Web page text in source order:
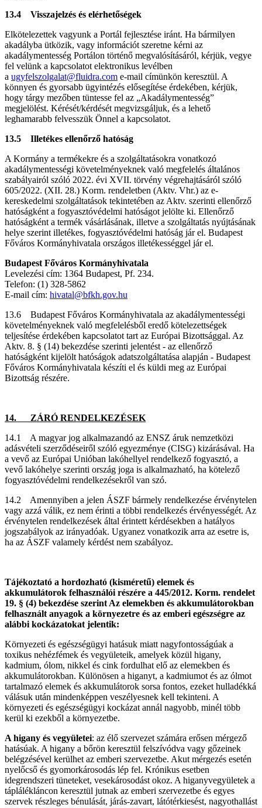
13.4 Visszajelzés és elérhetőségek
Elkötelezettek vagyunk a Portál fejlesztése iránt. Ha bármilyen
akadályba ütközik, vagy információt szeretne kérni az
akadálymentesség Portálon történő megvalósításáról, kérjük, vegye
fel velünk a kapcsolatot elektronikus levélben
a ugyfelszolgalat@fluidra.com e-mail címünkön keresztül. A
könnyen és gyorsabb ügyintézés elősegítése érdekében, kérjük,
hogy tárgy mezőben tüntesse fel az „Akadálymentesség”
megjelölést. Kérését/kérdését megvizsgáljuk, és a lehető
leghamarabb felvesszük Önnel a kapcsolatot.
13.5 Illetékes ellenőrző hatóság
A Kormány a termékekre és a szolgáltatásokra vonatkozó
akadálymentességi követelményeknek való megfelelés általános
szabályairól szóló 2022. évi XVII. törvény végrehajtásáról szóló
605/2022. (XII. 28.) Korm. rendeletben (Aktv. Vhr.) az e-
kereskedelmi szolgáltatások tekintetében az Aktv. szerinti ellenőrző
hatóságként a fogyasztóvédelmi hatóságot jelölte ki. Ellenőrző
hatóságként a termék vásárlásának, illetve a szolgáltatás nyújtásának
helye szerint illetékes, fogyasztóvédelmi hatóság jár el. Budapest
Főváros Kormányhivatala országos illetékességgel jár el.
Budapest Főváros Kormányhivatala
Levelezési cím: 1364 Budapest, Pf. 234.
Telefon: (1) 328-5862
E-mail cím: hivatal@bfkh.gov.hu
13.6 Budapest Főváros Kormányhivatala az akadálymentességi
követelményeknek való megfelelésből eredő kötelezettségek
teljesítése érdekében kapcsolatot tart az Európai Bizottsággal. Az
Aktv. 8. § (14) bekezdése szerinti jelentést - az ellenőrző
hatóságként kijelölt hatóságok adatszolgáltatása alapján - Budapest
Főváros Kormányhivatala készíti el és küldi meg az Európai
Bizottság részére.
14. ZÁRÓ RENDELKEZÉSEK
14.1 A magyar jog alkalmazandó az ENSZ áruk nemzetközi
adásvételi szerződéseiről szóló egyezménye (CISG) kizárásával. Ha
a vevő az Európai Unióban lakóhellyel rendelkező fogyasztó, a
vevő lakóhelye szerinti ország joga is alkalmazható, ha kötelező
fogyasztóvédelmi rendelkezésekről van szó.
14.2 Amennyiben a jelen ÁSZF bármely rendelkezése érvénytelen
vagy azzá válik, ez nem érinti a többi rendelkezés érvényességét. Az
érvénytelen rendelkezések által érintett kérdésekben a hatályos
jogszabályok az irányadóak. Ugyanez vonatkozik arra az esetre is,
ha az ÁSZF valamely kérdést nem szabályoz.
Tájékoztató a hordozható (kisméretű) elemek és
akkumulátorok felhasználói részére a 445/2012. Korm. rendelet
19. § (4) bekezdése szerint Az elemekben és akkumulátorokban
felhasznált anyagok a környezetre és az emberi egészségre az
alábbi kockázatokat jelentik:
Környezeti és egészségügyi hatásuk miatt nagyfontosságúak a
toxikus nehézfémek és vegyületeik, amelyek közül higany,
kadmium, ólom, nikkel és cink fordulhat elő az elemekben és
akkumulátorokban. Különösen a higanyt, a kadmiumot és az ólmot
tartalmazó elemek és akkumulátorok sorsa fontos, ezeket hulladékká
válásuk után mindenképpen veszélyesnek kell tekinteni. A
környezeti és egészségügyi kockázat annál nagyobb, minél több
kerül ki ezekből a környezetbe.
A higany és vegyületei: az élő szervezet számára erősen mérgező
hatásúak. A higany a bőrön keresztül felszívódva vagy gőzeinek
belégzésével kerülhet az emberi szervezetbe. Akut mérgezés esetén
nyelőcső és gyomorkárosodás lép fel. Krónikus esetben
idegrendszeri tüneteket, vesekárosodást okoz. A higanyvegyületek a
táplálékláncon keresztül jutnak az emberi szervezetbe és egyes
szervek részleges bénulását, járás-zavart, látótérkiesést, nagyothallást